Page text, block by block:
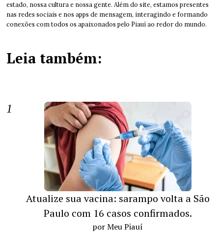
estado, nossa cultura e nossa gente. Além do site, estamos presentes
nas redes sociais e nos apps de mensagem, interagindo e formando
conexões com todos os apaixonados pelo Piauí ao redor do mundo.
Leia também:
Atualize sua vacina: sarampo volta a São
Paulo com 16 casos confirmados.
por Meu Piauí